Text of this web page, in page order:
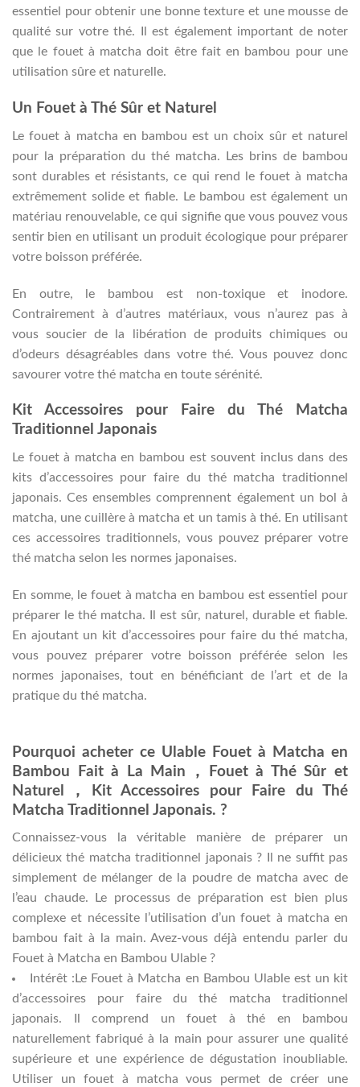
essentiel pour obtenir une bonne texture et une mousse de
qualité sur votre thé. Il est également important de noter
que le fouet à matcha doit être fait en bambou pour une
utilisation sûre et naturelle.
Un Fouet à Thé Sûr et Naturel
Le fouet à matcha en bambou est un choix sûr et naturel
pour la préparation du thé matcha. Les brins de bambou
sont durables et résistants, ce qui rend le fouet à matcha
extrêmement solide et fiable. Le bambou est également un
matériau renouvelable, ce qui signifie que vous pouvez vous
sentir bien en utilisant un produit écologique pour préparer
votre boisson préférée.
En outre, le bambou est non-toxique et inodore.
Contrairement à d’autres matériaux, vous n’aurez pas à
vous soucier de la libération de produits chimiques ou
d’odeurs désagréables dans votre thé. Vous pouvez donc
savourer votre thé matcha en toute sérénité.
Kit Accessoires pour Faire du Thé Matcha
Traditionnel Japonais
Le fouet à matcha en bambou est souvent inclus dans des
kits d’accessoires pour faire du thé matcha traditionnel
japonais. Ces ensembles comprennent également un bol à
matcha, une cuillère à matcha et un tamis à thé. En utilisant
ces accessoires traditionnels, vous pouvez préparer votre
thé matcha selon les normes japonaises.
En somme, le fouet à matcha en bambou est essentiel pour
préparer le thé matcha. Il est sûr, naturel, durable et fiable.
En ajoutant un kit d’accessoires pour faire du thé matcha,
vous pouvez préparer votre boisson préférée selon les
normes japonaises, tout en bénéficiant de l’art et de la
pratique du thé matcha.
Pourquoi acheter ce Ulable Fouet à Matcha en
Bambou Fait à La Main，Fouet à Thé Sûr et
Naturel，Kit Accessoires pour Faire du Thé
Matcha Traditionnel Japonais. ?
Connaissez-vous la véritable manière de préparer un
délicieux thé matcha traditionnel japonais ? Il ne suffit pas
simplement de mélanger de la poudre de matcha avec de
l’eau chaude. Le processus de préparation est bien plus
complexe et nécessite l’utilisation d’un fouet à matcha en
bambou fait à la main. Avez-vous déjà entendu parler du
Fouet à Matcha en Bambou Ulable ?
Intérêt :Le Fouet à Matcha en Bambou Ulable est un kit
d’accessoires pour faire du thé matcha traditionnel
japonais. Il comprend un fouet à thé en bambou
naturellement fabriqué à la main pour assurer une qualité
supérieure et une expérience de dégustation inoubliable.
Utiliser un fouet à matcha vous permet de créer une